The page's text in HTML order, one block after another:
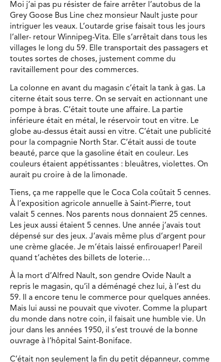
Moi j’ai pas pu résister de faire arrêter l’autobus de la
Grey Goose Bus Line chez monsieur Nault juste pour
intriguer les veaux. L’outarde grise faisait tous les jours
l’aller- retour Winnipeg-Vita. Elle s’arrêtait dans tous les
villages le long du 59. Elle transportait des passagers et
toutes sortes de choses, justement comme du
ravitaillement pour des commerces.
La colonne en avant du magasin c’était la tank à gas. La
citerne était sous terre. On se servait en actionnant une
pompe à bras. C’était toute une affaire. La partie
inférieure était en métal, le réservoir tout en vitre. Le
globe au-dessus était aussi en vitre. C’était une publicité
pour la compagnie North Star. C’était aussi de toute
beauté, parce que la gasoline était en couleur. Les
couleurs étaient appétissantes : bleuâtres, violettes. On
aurait pu croire à de la limonade.
Tiens, ça me rappelle que le Coca Cola coûtait 5 cennes.
À l’exposition agricole annuelle à Saint-Pierre, tout
valait 5 cennes. Nos parents nous donnaient 25 cennes.
Les jeux aussi étaient 5 cennes. Une année j’avais tout
dépensé sur des jeux. J’avais même plus d’argent pour
une crème glacée. Je m’étais laissé enfirouaper! Pareil
quand t’achètes des billets de loterie…
À la mort d’Alfred Nault, son gendre Ovide Nault a
repris le magasin, qu’il a déménagé chez lui, à l’est du
59. Il a encore tenu le commerce pour quelques années.
Mais lui aussi ne pouvait que vivoter. Comme la plupart
du monde dans notre coin, il faisait une humble vie. Un
jour dans les années 1950, il s’est trouvé de la bonne
ouvrage à l’hôpital Saint-Boniface.
C’était non seulement la fin du petit dépanneur, comme